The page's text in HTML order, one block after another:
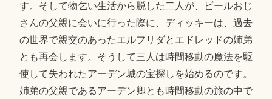
す。そして物乞い生活から脱した二人が、ビールおじ
さんの父親に会いに行った際に、ディッキーは、過去
の世界で親交のあったエルフリダとエドレッドの姉弟
とも再会します。そうして三人は時間移動の魔法を駆
使して失われたアーデン城の宝探しを始めるのです。
姉弟の父親であるアーデン卿とも時間移動の旅の中で